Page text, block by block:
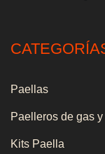
Paellas
Paelleros de gas
Kits Paella